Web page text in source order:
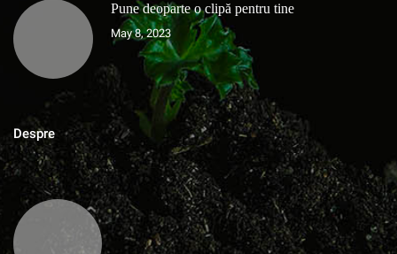
Pune deoparte o clipă pentru tine
May 8, 2023
Despre
MAGAZINUL DE ACASA